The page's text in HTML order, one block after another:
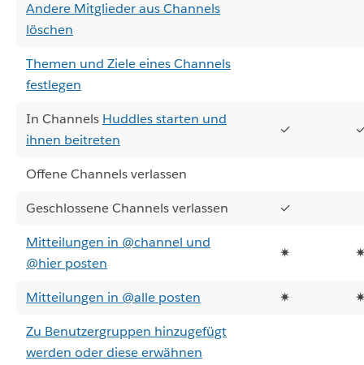
Andere Mitglieder aus Channels
löschen
Themen und Ziele eines Channels
festlegen
In Channels Huddles starten und
ihnen beitreten
✓
Offene Channels verlassen
Geschlossene Channels verlassen
✓
Mitteilungen in @channel und
@hier posten
✷
Mitteilungen in @alle posten ✷
Zu Benutzergruppen hinzugefügt
werden oder diese erwähnen